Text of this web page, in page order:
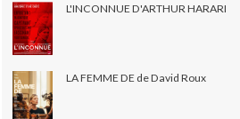
L'INCONNUE D'ARTHUR HARARI
LA FEMME DE de David Roux